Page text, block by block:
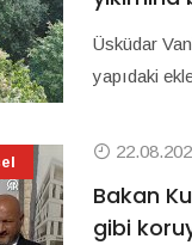
Üsküdar
yapıdaki
Bakan
gibi